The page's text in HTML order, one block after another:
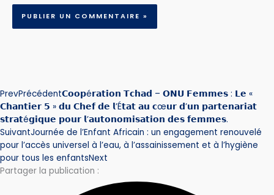
PrevPrécédent𝗖𝗼𝗼𝗽é𝗿𝗮𝘁𝗶𝗼𝗻 𝗧𝗰𝗵𝗮𝗱 – 𝗢𝗡𝗨 𝗙𝗲𝗺𝗺𝗲𝘀 : 𝗟𝗲 «
𝗖𝗵𝗮𝗻𝘁𝗶𝗲𝗿 𝟱 » 𝗱𝘂 𝗖𝗵𝗲𝗳 𝗱𝗲 𝗹’É𝘁𝗮𝘁 𝗮𝘂 𝗰œ𝘂𝗿 𝗱’𝘂𝗻 𝗽𝗮𝗿𝘁𝗲𝗻𝗮𝗿𝗶𝗮𝘁
𝘀𝘁𝗿𝗮𝘁é𝗴𝗶𝗾𝘂𝗲 𝗽𝗼𝘂𝗿 𝗹’𝗮𝘂𝘁𝗼𝗻𝗼𝗺𝗶𝘀𝗮𝘁𝗶𝗼𝗻 𝗱𝗲𝘀 𝗳𝗲𝗺𝗺𝗲𝘀.
SuivantJournée de l’Enfant Africain : un engagement renouvelé
pour l’accès universel à l’eau, à l’assainissement et à l’hygiène
pour tous les enfantsNext
Partager la publication :